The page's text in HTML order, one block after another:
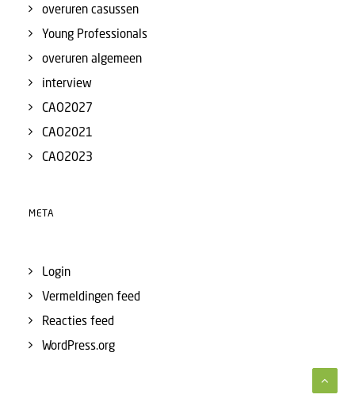
overuren casussen
Young Professionals
overuren algemeen
interview
CAO2027
CAO2021
CAO2023
META
Login
Vermeldingen feed
Reacties feed
WordPress.org